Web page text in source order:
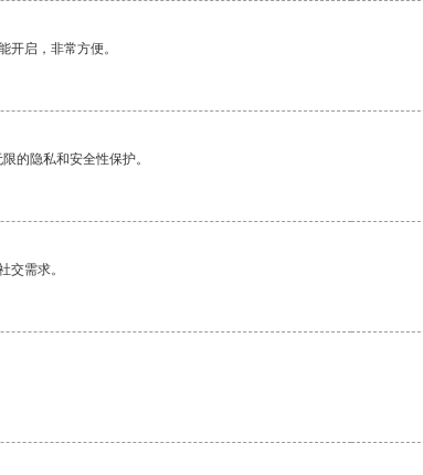
开启，非常方便。
的隐私和安全性保护。
交需求。